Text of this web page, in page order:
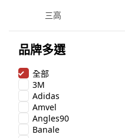
三高
品牌多選
全部
3M
Adidas
Amvel
Angles90
Banale